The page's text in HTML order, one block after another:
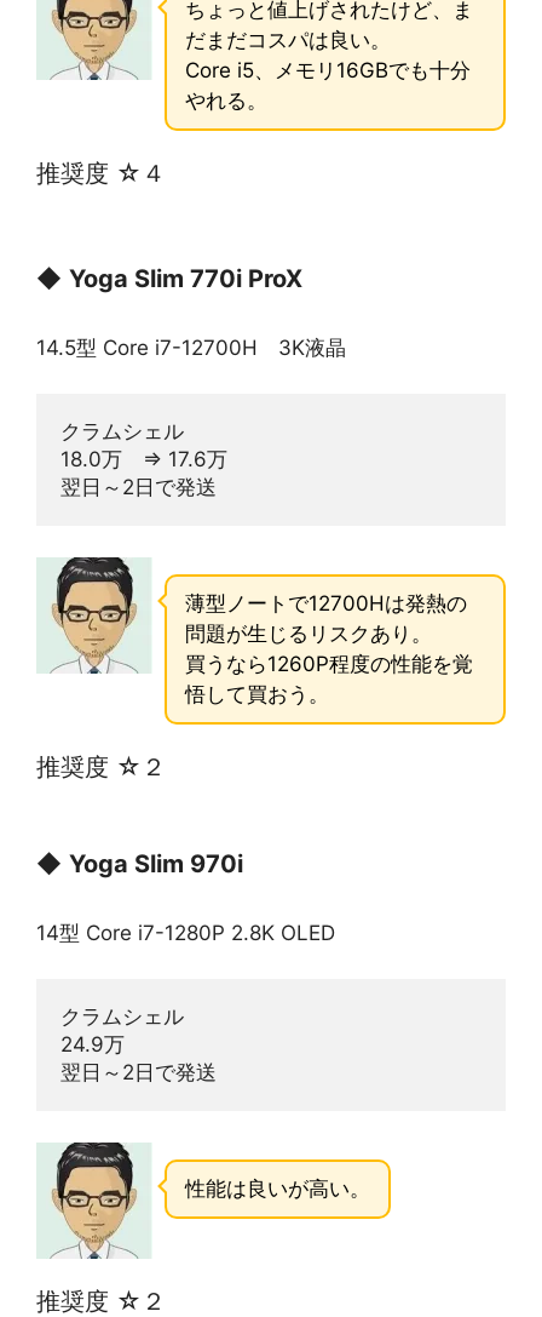
ちょっと値上げされたけど、ま
だまだコスパは良い。
Core i5、メモリ16GBでも十分
やれる。
推奨度 ☆４
◆ Yoga Slim 770i ProX
14.5型 Core i7-12700H 3K液晶
クラムシェル
18.0万　⇒ 17.6万
翌日～2日で発送
薄型ノートで12700Hは発熱の
問題が生じるリスクあり。
買うなら1260P程度の性能を覚
悟して買おう。
推奨度 ☆２
◆ Yoga Slim 970i
14型 Core i7-1280P 2.8K OLED
クラムシェル
24.9万
翌日～2日で発送
性能は良いが高い。
推奨度 ☆２